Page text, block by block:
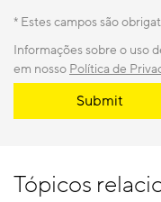
* Estes campos são
Informações sobre o uso
em nosso Política de
Submit
Tópicos